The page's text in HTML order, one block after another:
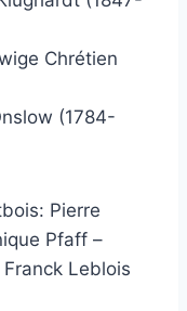
Chrétien
(1784-
Pierre
Pfaff –
Leblois